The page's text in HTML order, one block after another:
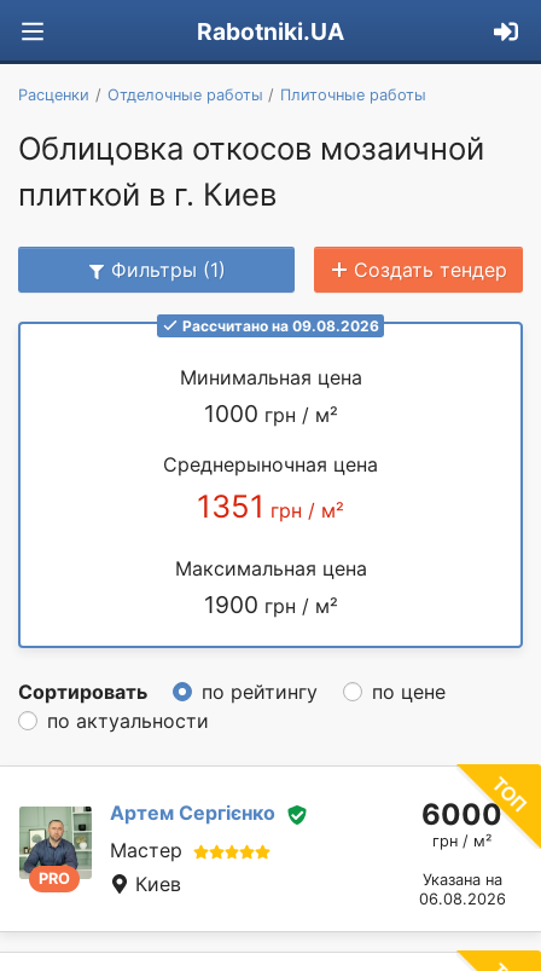
Rabotniki.UA
Расценки Отделочные работы Плиточные работы
Облицовка откосов мозаичной
плиткой в г. Киев
Фильтры (1) Создать тендер
Рассчитано на 09.08.2026
Минимальная цена
1000 грн / м²
Среднерыночная цена
1351 грн / м²
Максимальная цена
1900 грн / м²
Сортировать по рейтингу
по цене
по актуальности
PRO
Артем Сергієнко
Мастер
Киев
6000
грн / м²
Указана на
06.08.2026